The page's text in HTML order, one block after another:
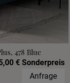
478 Blue
€ Sonderpreis
Anfrage